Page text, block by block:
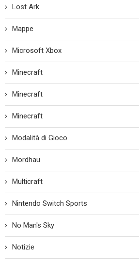
Lost Ark
Mappe
Microsoft Xbox
Minecraft
Minecraft
Minecraft
Modalità di Gioco
Mordhau
Multicraft
Nintendo Switch Sports
No Man's Sky
Notizie